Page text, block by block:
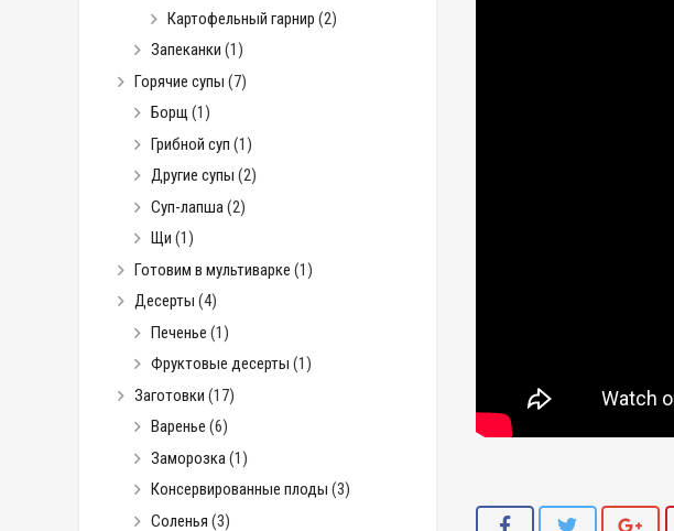
Картофельный гарнир (2)
Запеканки (1)
Горячие супы (7)
Борщ (1)
Грибной суп (1)
Другие супы (2)
Суп-лапша (2)
Щи (1)
Готовим в мультиварке (1)
Десерты (4)
Печенье (1)
Фруктовые десерты (1)
Заготовки (17)
Варенье (6)
Заморозка (1)
Консервированные плоды (3)
Соленья (3)